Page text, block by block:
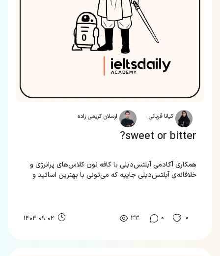
کیانا قربانی ارسلان کریمی زاده
sweet or bitter?
همکاری آکادمی آیلتس‌دیلی با کافه نون کلاس‌های پرانرژی و
خلاقانه‌ی آیلتس‌دیلی جاییه که می‌تونی با بهترین اساتید و
0
0
33
1404-09-02